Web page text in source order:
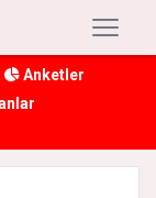
Anketler